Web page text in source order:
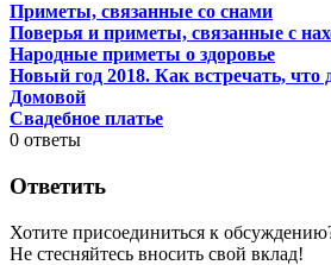
Приметы, связанные со снами
Поверья и приметы, связанные с
Народные приметы о здоровье
Новый год 2018. Как встречать, что
Домовой
Свадебное платье
0 ответы
Ответить
Хотите присоединиться к
Не стесняйтесь вносить свой вклад!